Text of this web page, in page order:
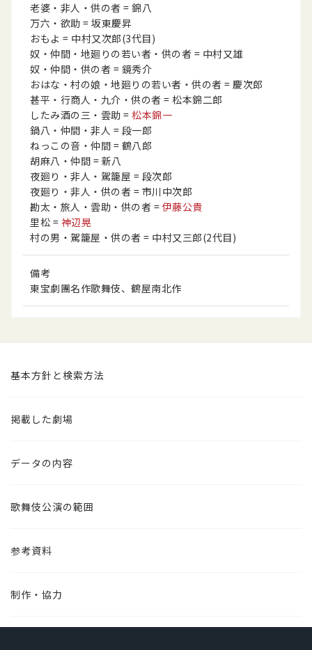
老婆・非人・供の者 = 錦八
万六・欲助 = 坂東慶昇
おもよ = 中村又次郎(3代目)
奴・仲間・地廻りの若い者・供の者 = 中村又雄
奴・仲間・供の者 = 鏡秀介
おはな・村の娘・地廻りの若い者・供の者 = 慶次郎
甚平・行商人・九介・供の者 = 松本錦二郎
したみ酒の三・雲助 = 松本錦一
鍋八・仲間・非人 = 段一郎
ねっこの音・仲間 = 鶴八郎
胡麻八・仲間 = 新八
夜廻り・非人・駕籠屋 = 段次郎
夜廻り・非人・供の者 = 市川中次郎
勘太・旅人・雲助・供の者 = 伊藤公貴
里松 = 神辺晃
村の男・駕籠屋・供の者 = 中村又三郎(2代目)
備考
東宝劇團名作歌舞伎、鶴屋南北作
基本方針と検索方法
掲載した劇場
データの内容
歌舞伎公演の範囲
参考資料
制作・協力